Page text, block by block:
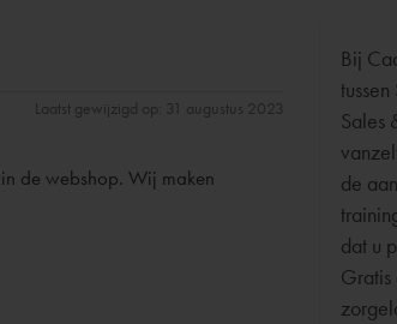
Laatst gewijzigd op: 31 augustus 2023
de webshop. Wij maken
Bij
Sales
de
dat u
Gratis